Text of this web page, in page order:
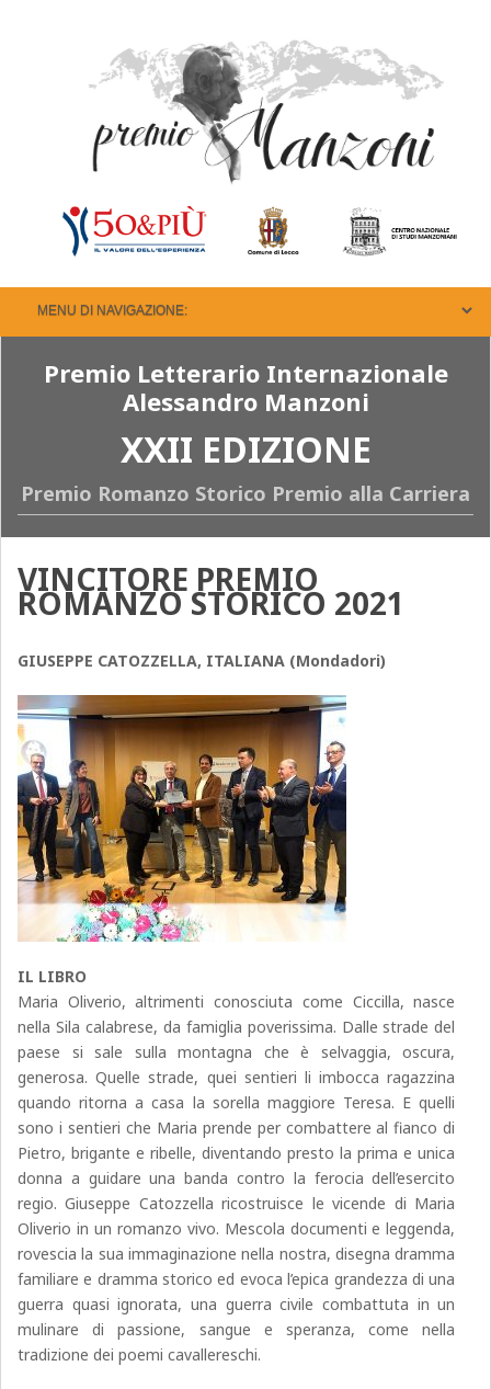
Premio Letterario Internazionale
Alessandro Manzoni
XXII EDIZIONE
Premio Romanzo Storico Premio alla Carriera
VINCITORE PREMIO
ROMANZO STORICO 2021
GIUSEPPE CATOZZELLA, ITALIANA (Mondadori)
IL LIBRO
Maria Oliverio, altrimenti conosciuta come Ciccilla, nasce
nella Sila calabrese, da famiglia poverissima. Dalle strade del
paese si sale sulla montagna che è selvaggia, oscura,
generosa. Quelle strade, quei sentieri li imbocca ragazzina
quando ritorna a casa la sorella maggiore Teresa. E quelli
sono i sentieri che Maria prende per combattere al fianco di
Pietro, brigante e ribelle, diventando presto la prima e unica
donna a guidare una banda contro la ferocia dell’esercito
regio. Giuseppe Catozzella ricostruisce le vicende di Maria
Oliverio in un romanzo vivo. Mescola documenti e leggenda,
rovescia la sua immaginazione nella nostra, disegna dramma
familiare e dramma storico ed evoca l’epica grandezza di una
guerra quasi ignorata, una guerra civile combattuta in un
mulinare di passione, sangue e speranza, come nella
tradizione dei poemi cavallereschi.